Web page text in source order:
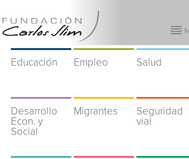
Educación Empleo Salud
Desarrollo
Econ. y
Social
Migrantes
Seguridad
vial